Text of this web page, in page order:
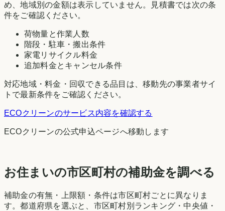
め、地域別の金額は表示していません。見積書では次の条
件をご確認ください。
荷物量と作業人数
階段・駐車・搬出条件
家電リサイクル料金
追加料金とキャンセル条件
対応地域・料金・回収できる品目は、移動先の事業者サイ
トで最新条件をご確認ください。
ECOクリーンのサービス内容を確認する
ECOクリーンの公式申込ページへ移動します
お住まいの市区町村の補助金を調べる
補助金の有無・上限額・条件は市区町村ごとに異なりま
す。都道府県を選ぶと、市区町村別ランキング・中央値・